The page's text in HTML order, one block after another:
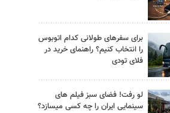
برای سفرهای طولانی کدام اتوبوس
را انتخاب کنیم؟ راهنمای خرید در
فلای تودی
لو رفت! فضای سبز فیلم های
سینمایی ایران را چه کسی میسازد؟